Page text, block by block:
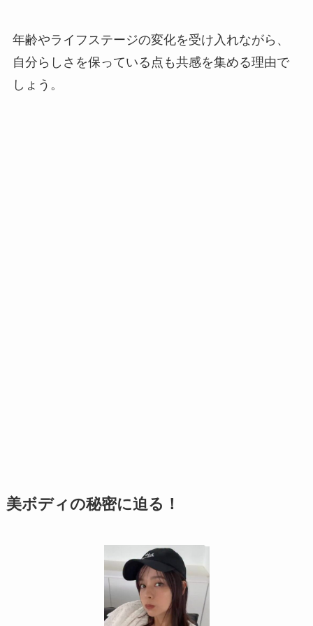
年齢やライフステージの変化を受け入れながら、
自分らしさを保っている点も共感を集める理由で
しょう。
美ボディの秘密に迫る！